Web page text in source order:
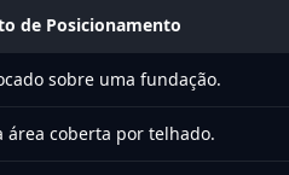
de Posicionamento
sobre uma fundação.
área coberta por telhado.